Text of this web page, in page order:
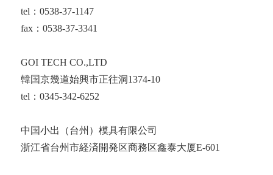
tel：0538-37-1147
fax：0538-37-3341
GOI TECH CO.,LTD
韓国京幾道始興市正往洞1374-10
tel：0345-342-6252
中国小出（台州）模具有限公司
浙江省台州市経済開発区商務区鑫泰大厦E-601